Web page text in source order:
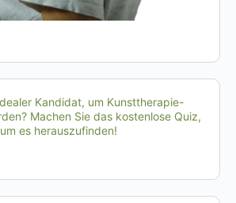
Kandidat, um Kunsttherapie-
Machen Sie das kostenlose Quiz,
um es herauszufinden!